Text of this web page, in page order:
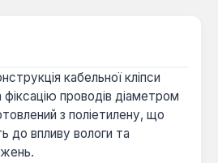
кабельної кліпси
фіксацію проводів діаметром
з поліетилену, що
до впливу вологи та